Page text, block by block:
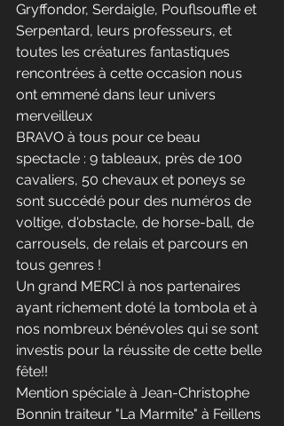
Gryffondor, Serdaigle, Pouflsouffle et
Serpentard, leurs professeurs, et
toutes les créatures fantastiques
rencontrées à cette occasion nous
ont emmené dans leur univers
merveilleux
BRAVO à tous pour ce beau
spectacle : 9 tableaux, près de 100
cavaliers, 50 chevaux et poneys se
sont succédé pour des numéros de
voltige, d'obstacle, de horse-ball, de
carrousels, de relais et parcours en
tous genres !
Un grand MERCI à nos partenaires
ayant richement doté la tombola et à
nos nombreux bénévoles qui se sont
investis pour la réussite de cette belle
fête!!
Mention spéciale à Jean-Christophe
Bonnin traiteur "La Marmite" à Feillens